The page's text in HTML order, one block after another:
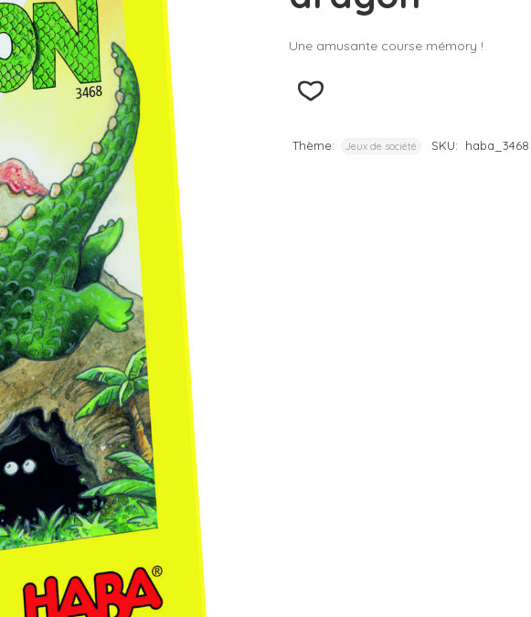
– De 5 à 6 ans
– De 8 à 10 ans
Une amusante course mémory !
Thème: Jeux de société SKU: haba_3468